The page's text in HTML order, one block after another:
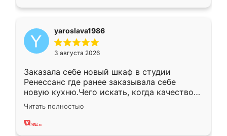
yaroslava1986
3 августа 2026
Заказала себе новый шкаф в студии
Ренессанс где ранее заказывала себе
новую кухню.Чего искать, когда качеством
вполне довольна. Служит кухня уже почти
два года, нареканий нет.
Читать полностью